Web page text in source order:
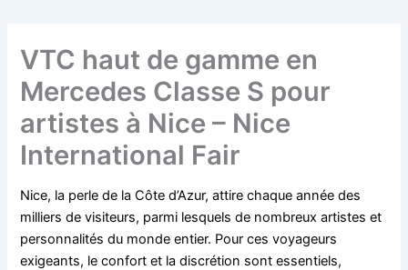
VTC haut de gamme en
Mercedes Classe S pour
artistes à Nice – Nice
International Fair
Nice, la perle de la Côte d’Azur, attire chaque année des
milliers de visiteurs, parmi lesquels de nombreux artistes et
personnalités du monde entier. Pour ces voyageurs
exigeants, le confort et la discrétion sont essentiels,